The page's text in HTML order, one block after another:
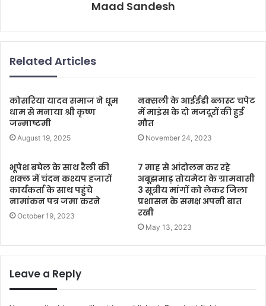
Maad Sandesh
Related Articles
कोसरिया यादव समाज ने धूम
धाम से मनाया श्री कृष्ण
जन्माष्टमी
August 19, 2025
नक्सली के आईईडी ब्लास्ट चपेट
में माइंस के दो मजदूरों की हुई
मौत
November 24, 2023
भूपेश बघेल के साथ रैली की
शक्ल में चंदन कश्यप हजारों
कार्यकर्ता के साथ पहुंचे
नामांकन पत्र जमा करने
October 19, 2023
7 माह से आंदोलन कर रहे
अबूझमाड़ तोयमेटा के ग्रामवासी
3 सूत्रीय मांगों को लेकर जिला
प्रशासन के समक्ष अपनी बात
रखी
May 13, 2023
Leave a Reply